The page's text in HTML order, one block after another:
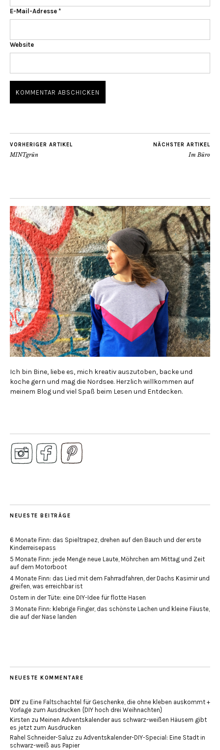
E-Mail-Adresse *
Website
VORHERIGER ARTIKEL
MINTgrün
NÄCHSTER ARTIKEL
Im Büro
Ich bin Bine, liebe es, mich kreativ auszutoben, backe und
koche gern und mag die Nordsee. Herzlich willkommen auf
meinem Blog und viel Spaß beim Lesen und Entdecken.
NEUESTE BEITRÄGE
6 Monate Finn: das Spieltrapez, drehen auf den Bauch und der erste
Kinderreisepass
5 Monate Finn: jede Menge neue Laute, Möhrchen am Mittag und Zeit
auf dem Motorboot
4 Monate Finn: das Lied mit dem Fahrradfahren, der Dachs Kasimir und
greifen, was erreichbar ist
Ostern in der Tüte: eine DIY-Idee für flotte Hasen
3 Monate Finn: klebrige Finger, das schönste Lachen und kleine Fäuste,
die auf der Nase landen
NEUESTE KOMMENTARE
DIY zu Eine Faltschachtel für Geschenke, die ohne kleben auskommt +
Vorlage zum Ausdrucken {DIY hoch drei Weihnachten}
Kirsten zu Meinen Adventskalender aus schwarz-weißen Häusern gibt
es jetzt zum Ausdrucken
Rahel Schneider-Saluz zu Adventskalender-DIY-Special: Eine Stadt in
schwarz-weiß aus Papier